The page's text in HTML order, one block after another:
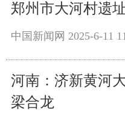
郑州市大河村遗
中国新闻网 2025-6-11
河南：济新黄河
梁合龙